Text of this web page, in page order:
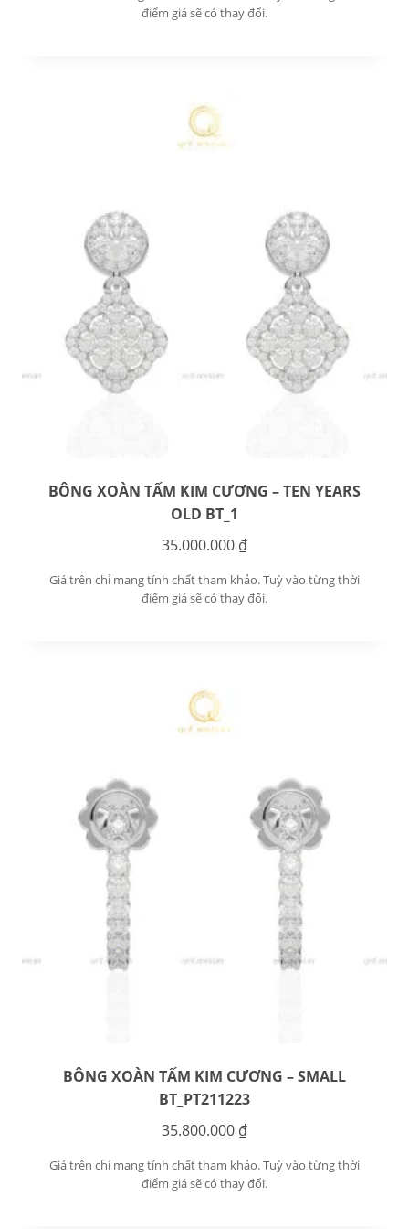
điểm giá sẽ có thay đổi.
BÔNG XOÀN TẤM KIM CƯƠNG – TEN YEARS
OLD BT_1
35.000.000 ₫
Giá trên chỉ mang tính chất tham khảo. Tuỳ vào từng thời
điểm giá sẽ có thay đổi.
BÔNG XOÀN TẤM KIM CƯƠNG – SMALL
BT_PT211223
35.800.000 ₫
Giá trên chỉ mang tính chất tham khảo. Tuỳ vào từng thời
điểm giá sẽ có thay đổi.